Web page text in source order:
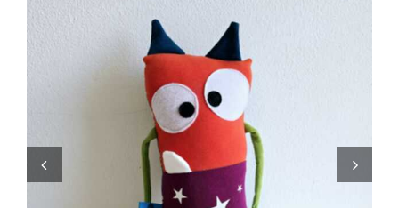
Lista Nascita
Blog